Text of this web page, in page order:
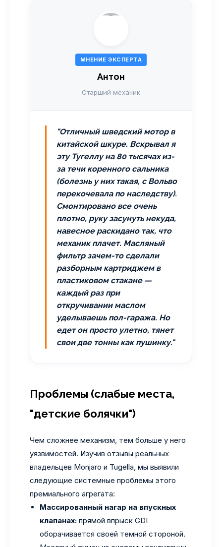
МНЕНИЕ ЭКСПЕРТА
Антон
Старший механик
"Отличный шведский мотор в
китайской шкуре. Вскрывал я
эту Тугеллу на 80 тысячах из-
за течи коренного сальника
(болезнь у них такая, с Вольво
перекочевала по наследству).
Смонтировано все очень
плотно, руку засунуть некуда,
навесное раскидано так, что
механик плачет. Масляный
фильтр зачем-то сделали
разборным картриджем в
пластиковом стакане —
каждый раз при
откручивании маслом
уделываешь пол-гаража. Но
едет он просто улетно, тянет
свои две тонны как пушинку."
Проблемы (слабые места,
"детские болячки")
Чем сложнее механизм, тем больше у него
уязвимостей. Изучив отзывы реальных
владельцев Monjaro и Tugella, мы выявили
следующие системные проблемы этого
премиального агрегата:
Массированный нагар на впускных
клапанах: прямой впрыск GDI
оборачивается своей темной стороной.